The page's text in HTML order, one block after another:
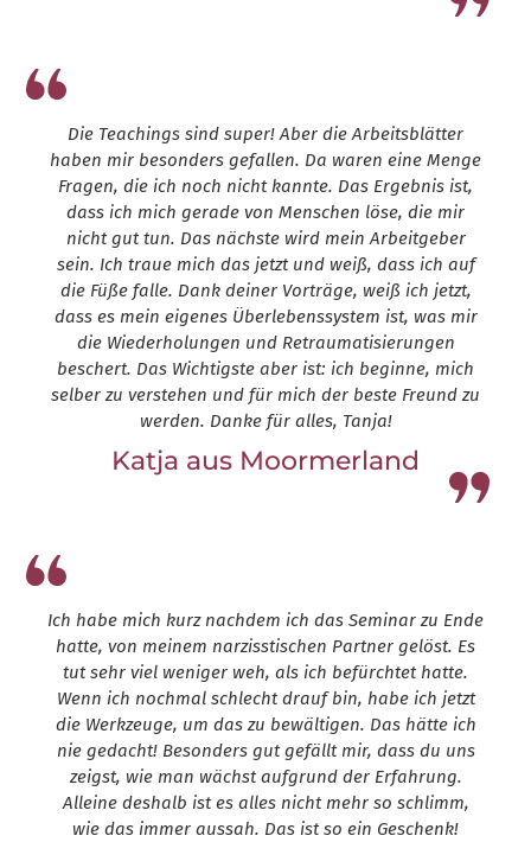
Die Teachings sind super! Aber die Arbeitsblätter
haben mir besonders gefallen. Da waren eine Menge
Fragen, die ich noch nicht kannte. Das Ergebnis ist,
dass ich mich gerade von Menschen löse, die mir
nicht gut tun. Das nächste wird mein Arbeitgeber
sein. Ich traue mich das jetzt und weiß, dass ich auf
die Füße falle. Dank deiner Vorträge, weiß ich jetzt,
dass es mein eigenes Überlebenssystem ist, was mir
die Wiederholungen und Retraumatisierungen
beschert. Das Wichtigste aber ist: ich beginne, mich
selber zu verstehen und für mich der beste Freund zu
werden. Danke für alles, Tanja!
Katja aus Moormerland
Ich habe mich kurz nachdem ich das Seminar zu Ende
hatte, von meinem narzisstischen Partner gelöst. Es
tut sehr viel weniger weh, als ich befürchtet hatte.
Wenn ich nochmal schlecht drauf bin, habe ich jetzt
die Werkzeuge, um das zu bewältigen. Das hätte ich
nie gedacht! Besonders gut gefällt mir, dass du uns
zeigst, wie man wächst aufgrund der Erfahrung.
Alleine deshalb ist es alles nicht mehr so schlimm,
wie das immer aussah. Das ist so ein Geschenk!